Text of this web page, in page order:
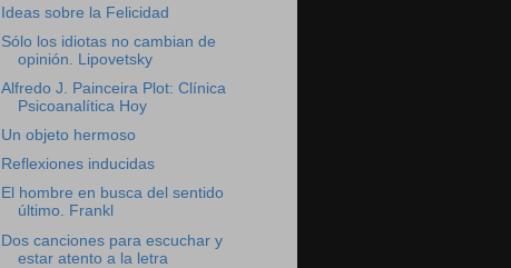
Ideas sobre la Felicidad
Sólo los idiotas no cambian de
opinión. Lipovetsky
Alfredo J. Painceira Plot: Clínica
Psicoanalítica Hoy
Un objeto hermoso
Reflexiones inducidas
El hombre en busca del sentido
último. Frankl
Dos canciones para escuchar y
estar atento a la letra